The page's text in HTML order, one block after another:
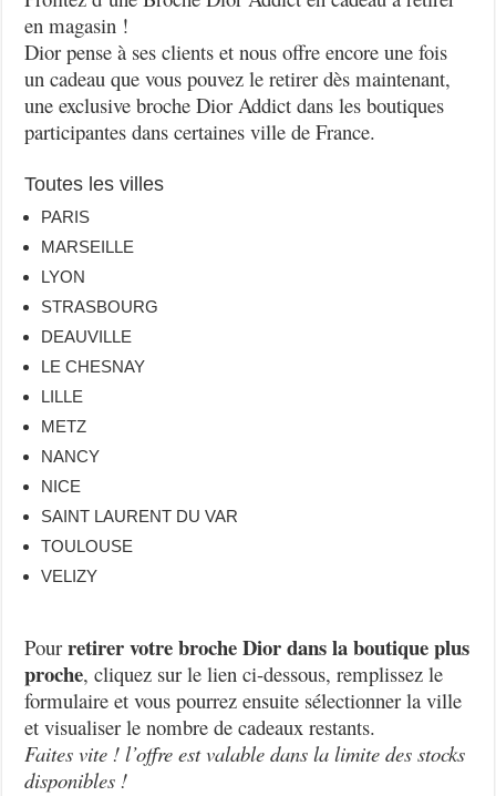
en magasin !
Dior pense à ses clients et nous offre encore une fois
un cadeau que vous pouvez le retirer dès maintenant,
une exclusive broche Dior Addict dans les boutiques
participantes dans certaines ville de France.
Toutes les villes
PARIS
MARSEILLE
LYON
STRASBOURG
DEAUVILLE
LE CHESNAY
LILLE
METZ
NANCY
NICE
SAINT LAURENT DU VAR
TOULOUSE
VELIZY
Pourretirer votre broche Dior dans la boutique plus
proche, cliquez sur le lien ci-dessous, remplissez le
formulaire et vous pourrez ensuite sélectionner la ville
et visualiser le nombre de cadeaux restants.
Faites vite ! l’offre est valable dans la limite des stocks
disponibles !